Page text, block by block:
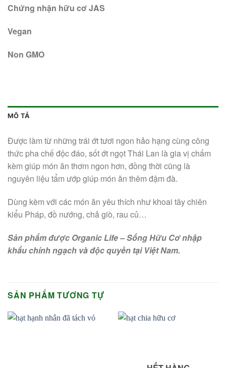
Chứng nhận hữu cơ JAS
Vegan
Non GMO
MÔ TẢ
Được làm từ những trái ớt tươi ngon hảo hạng cùng công
thức pha chế độc đáo, sốt ớt ngọt Thái Lan là gia vị chấm
kèm giúp món ăn thơm ngon hơn, đồng thời cũng là
nguyên liệu tẩm ướp giúp món ăn thêm đậm đà.
Dùng kèm với các món ăn yêu thích như khoai tây chiên
kiểu Pháp, đồ nướng, chả giò, rau củ…
Sản phẩm được Organic Life – Sống Hữu Cơ nhập
khẩu chính ngạch và độc quyền tại Việt Nam.
SẢN PHẨM TƯƠNG TỰ